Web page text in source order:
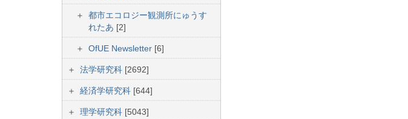
都市エコロジー観測所にゅうす
れたあ [2]
OfUE Newsletter [6]
法学研究科 [2692]
経済学研究科 [644]
理学研究科 [5043]